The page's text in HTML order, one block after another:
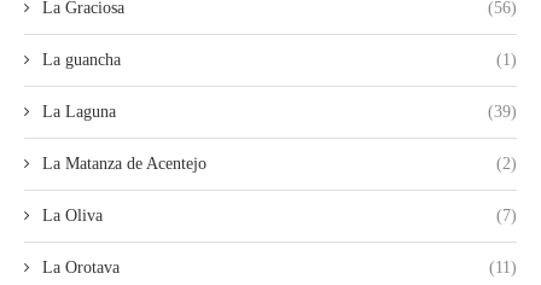
La Graciosa (56)
La guancha (1)
La Laguna (39)
La Matanza de Acentejo (2)
La Oliva (7)
La Orotava (11)